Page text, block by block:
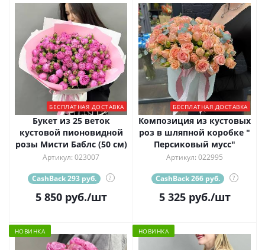
БЕСПЛАТНАЯ ДОСТАВКА
Букет из 25 веток
кустовой пионовидной
розы Мисти Баблс (50 см)
Артикул: 023007
CashBack 293 руб. ?
5 850руб./шт
БЕСПЛАТНАЯ ДОСТАВКА
Композиция из кустовых
роз в шляпной коробке "
Персиковый мусс"
Артикул: 022995
CashBack 266 руб. ?
5 325руб./шт
НОВИНКА НОВИНКА